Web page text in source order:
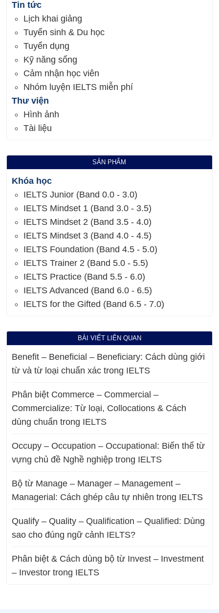
Tin tức
Lịch khai giảng
Tuyển sinh & Du học
Tuyển dụng
Kỹ năng sống
Cảm nhận học viên
Nhóm luyện IELTS miễn phí
Thư viện
Hình ảnh
Tài liệu
SẢN PHẨM
Khóa học
IELTS Junior (Band 0.0 - 3.0)
IELTS Mindset 1 (Band 3.0 - 3.5)
IELTS Mindset 2 (Band 3.5 - 4.0)
IELTS Mindset 3 (Band 4.0 - 4.5)
IELTS Foundation (Band 4.5 - 5.0)
IELTS Trainer 2 (Band 5.0 - 5.5)
IELTS Practice (Band 5.5 - 6.0)
IELTS Advanced (Band 6.0 - 6.5)
IELTS for the Gifted (Band 6.5 - 7.0)
BÀI VIẾT LIÊN QUAN
Benefit – Beneficial – Beneficiary: Cách dùng giới
từ và từ loại chuẩn xác trong IELTS
Phân biệt Commerce – Commercial –
Commercialize: Từ loại, Collocations & Cách
dùng chuẩn trong IELTS
Occupy – Occupation – Occupational: Biến thể từ
vựng chủ đề Nghề nghiệp trong IELTS
Bộ từ Manage – Manager – Management –
Managerial: Cách ghép câu tự nhiên trong IELTS
Qualify – Quality – Qualification – Qualified: Dùng
sao cho đúng ngữ cảnh IELTS?
Phân biệt & Cách dùng bộ từ Invest – Investment
– Investor trong IELTS